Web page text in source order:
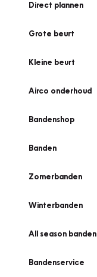
Direct plannen
Grote beurt
Kleine beurt
Airco onderhoud
Bandenshop
Banden
Zomerbanden
Winterbanden
All season banden
Bandenservice